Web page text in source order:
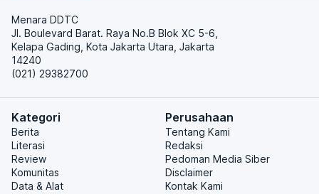
Menara DDTC
Jl. Boulevard Barat. Raya No.B Blok XC 5-6,
Kelapa Gading, Kota Jakarta Utara, Jakarta
14240
(021) 29382700
Kategori
Berita
Literasi
Review
Komunitas
Data & Alat
Perusahaan
Tentang Kami
Redaksi
Pedoman Media Siber
Disclaimer
Kontak Kami